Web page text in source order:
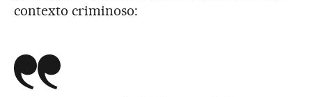
contexto criminoso: